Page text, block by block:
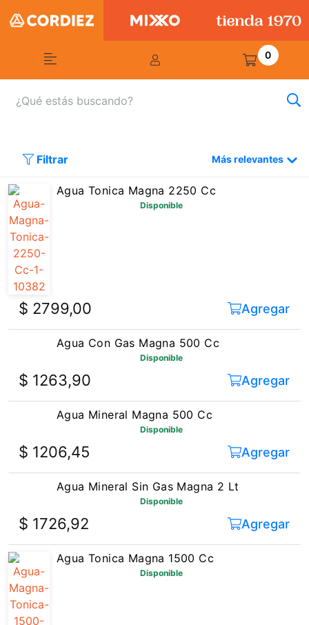
0
Filtrar Más relevantes
Agua Tonica Magna 2250 Cc
Disponible
$ 2799,00 Agregar
Agua Con Gas Magna 500 Cc
Disponible
$ 1263,90 Agregar
Agua Mineral Magna 500 Cc
Disponible
$ 1206,45 Agregar
Agua Mineral Sin Gas Magna 2 Lt
Disponible
$ 1726,92 Agregar
Agua Tonica Magna 1500 Cc
Disponible